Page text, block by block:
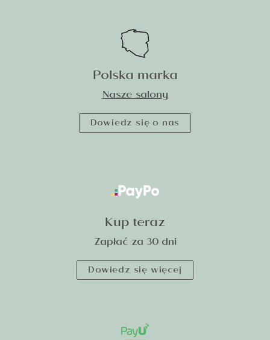
Polska marka
Nasze salony
Dowiedz się o nas
Kup teraz
Zapłać za 30 dni
Dowiedz się więcej